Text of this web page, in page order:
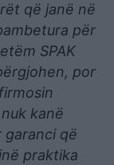
që janë në
për
SPAK
por
kanë
garanci që
praktika